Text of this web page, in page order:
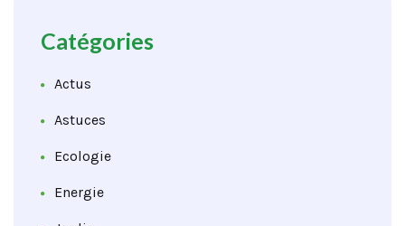
Catégories
Actus
Astuces
Ecologie
Energie